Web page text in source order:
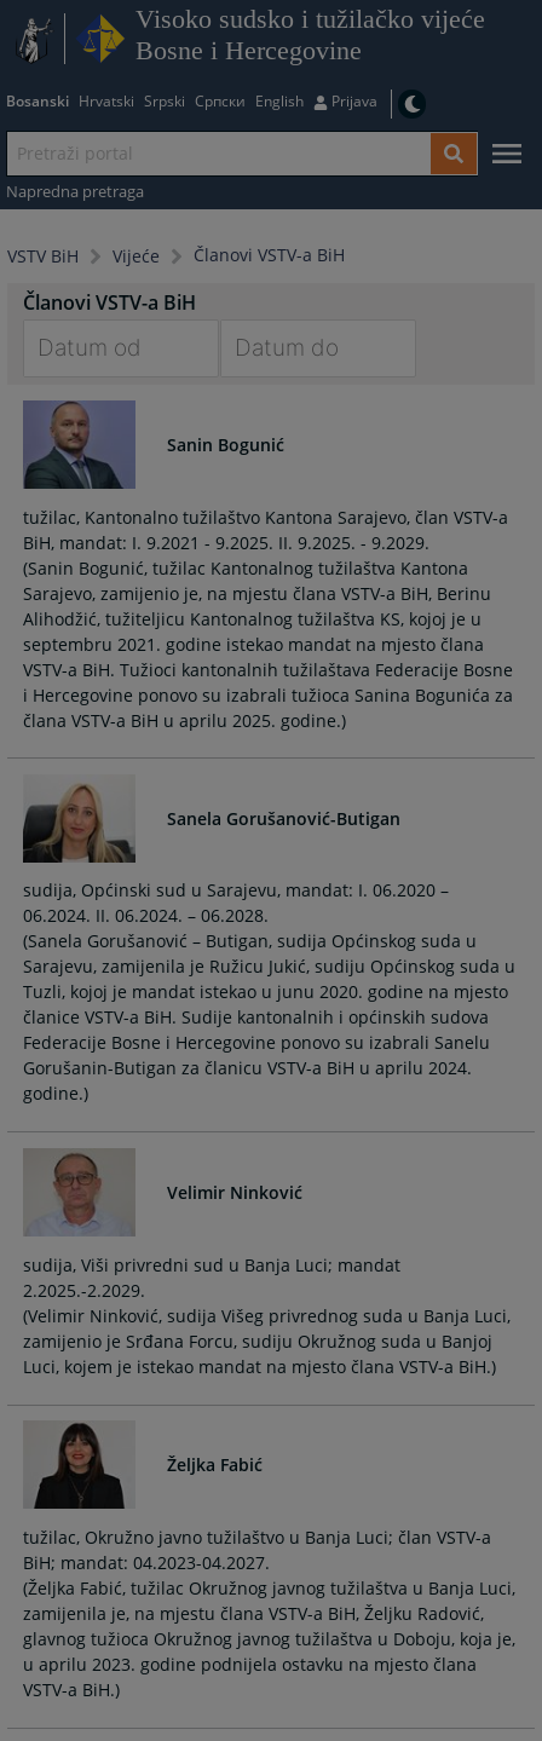
Visoko sudsko i tužilačko vijeće
Bosne i Hercegovine
Bosanski Hrvatski Srpski Српски English Prijava
Napredna pretraga
VSTV BiH Vijeće Članovi VSTV-a BiH
Članovi VSTV-a BiH
forward
interact
with
the
calendar
and
select
a
date.
Press
the
question
mark
to
get
the
keyboard
shortcuts
for
changing
dates.
to
the
calendar
and
select
a
date.
Press
the
question
mark
to
keyboard
shortcuts
for
changing
dates.
Sanin Bogunić
tužilac, Kantonalno tužilaštvo Kantona Sarajevo, član VSTV-a
BiH, mandat: I. 9.2021 - 9.2025. II. 9.2025. - 9.2029.
(Sanin Bogunić, tužilac Kantonalnog tužilaštva Kantona
Sarajevo, zamijenio je, na mjestu člana VSTV-a BiH, Berinu
Alihodžić, tužiteljicu Kantonalnog tužilaštva KS, kojoj je u
septembru 2021. godine istekao mandat na mjesto člana
VSTV-a BiH. Tužioci kantonalnih tužilaštava Federacije Bosne
i Hercegovine ponovo su izabrali tužioca Sanina Bogunića za
Sanela Gorušanović-Butigan
sudija, Općinski sud u Sarajevu, mandat: I. 06.2020 –
06.2024. II. 06.2024. – 06.2028.
(Sanela Gorušanović – Butigan, sudija Općinskog suda u
Sarajevu, zamijenila je Ružicu Jukić, sudiju Općinskog suda u
Tuzli, kojoj je mandat istekao u junu 2020. godine na mjesto
članice VSTV-a BiH. Sudije kantonalnih i općinskih sudova
Federacije Bosne i Hercegovine ponovo su izabrali Sanelu
Gorušanin-Butigan za članicu VSTV-a BiH u aprilu 2024.
godine.)
Velimir Ninković
sudija, Viši privredni sud u Banja Luci; mandat
2.2025.-2.2029.
(Velimir Ninković, sudija Višeg privrednog suda u Banja Luci,
zamijenio je Srđana Forcu, sudiju Okružnog suda u Banjoj
Luci, kojem je istekao mandat na mjesto člana VSTV-a BiH.)
Željka Fabić
tužilac, Okružno javno tužilaštvo u Banja Luci; član VSTV-a
BiH; mandat: 04.2023-04.2027.
(Željka Fabić, tužilac Okružnog javnog tužilaštva u Banja Luci,
zamijenila je, na mjestu člana VSTV-a BiH, Željku Radović,
glavnog tužioca Okružnog javnog tužilaštva u Doboju, koja je,
u aprilu 2023. godine podnijela ostavku na mjesto člana
VSTV-a BiH.)